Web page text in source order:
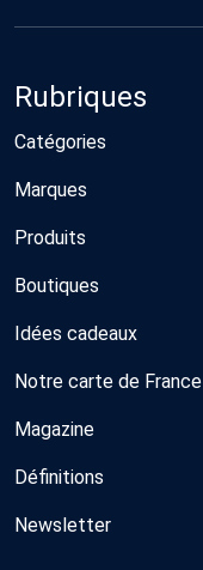
Rubriques
Catégories
Marques
Produits
Boutiques
Idées cadeaux
Notre carte de France
Magazine
Définitions
Newsletter